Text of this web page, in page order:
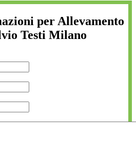
per Allevamento
Testi Milano